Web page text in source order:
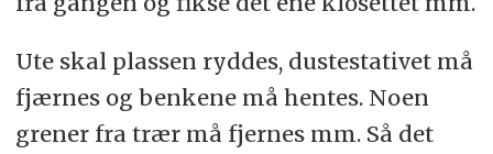
Ute skal plassen ryddes, dustestativet må
fjærnes og benkene må hentes. Noen
grener fra trær må fjernes mm. Så det